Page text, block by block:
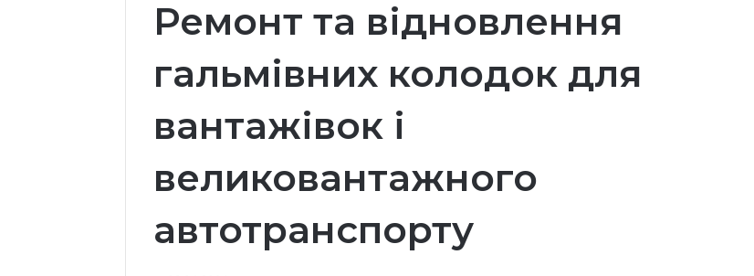
Ремонт та відновлення
гальмівних колодок для
вантажівок і
великовантажного
автотранспорту